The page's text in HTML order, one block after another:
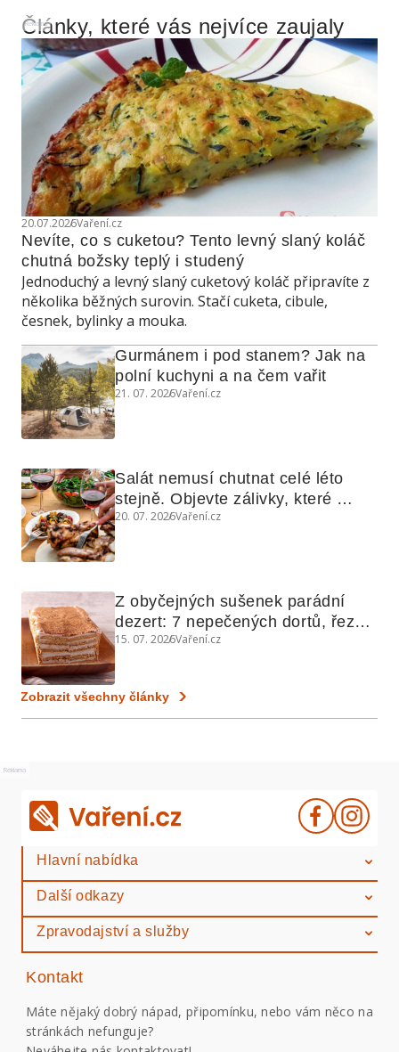
Reklama
Články, které vás nejvíce zaujaly
20.07.2026Vaření.cz
Nevíte, co s cuketou? Tento levný slaný koláč
chutná božsky teplý i studený
Jednoduchý a levný slaný cuketový koláč připravíte z
několika běžných surovin. Stačí cuketa, cibule,
česnek, bylinky a mouka.
Gurmánem i pod stanem? Jak na
polní kuchyni a na čem vařit
21. 07. 2026Vaření.cz
Salát nemusí chutnat celé léto
stejně. Objevte zálivky, které
využijete i na maso, nudle nebo
20. 07. 2026Vaření.cz
Z obyčejných sušenek parádní
dezert: 7 nepečených dortů, řezů
a koláčů
15. 07. 2026Vaření.cz
Zobrazit všechny články
Reklama
Hlavní nabídka
Další odkazy
Zpravodajství a služby
Kontakt
Máte nějaký dobrý nápad, připomínku, nebo vám něco na
stránkách nefunguje?